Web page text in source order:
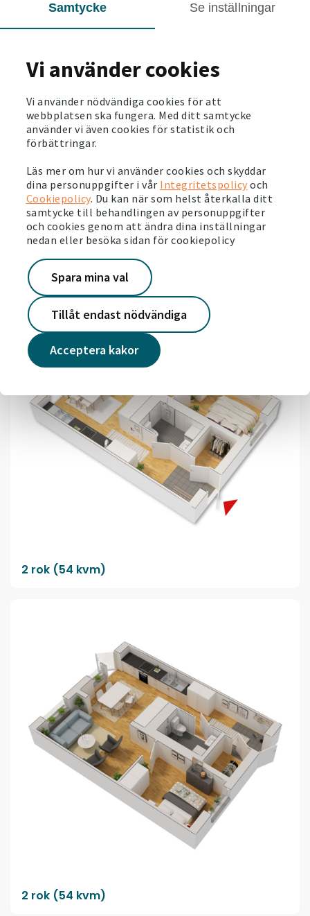
Samtycke Se inställningar
Vi använder cookies
Vi använder nödvändiga cookies för att
webbplatsen ska fungera. Med ditt samtycke
använder vi även cookies för statistik och
förbättringar.
Läs mer om hur vi använder cookies och skyddar
dina personuppgifter i vår Integritetspolicy och
Cookiepolicy. Du kan när som helst återkalla ditt
samtycke till behandlingen av personuppgifter
och cookies genom att ändra dina inställningar
nedan eller besöka sidan för cookiepolicy
Acceptera kakor
Spara mina val
Tillåt endast nödvändiga
1,5 rok (40 kvm)
2 rok (54 kvm)
2 rok (54 kvm)